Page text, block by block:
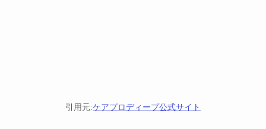
引用元:ケアプロディープ公式サイト